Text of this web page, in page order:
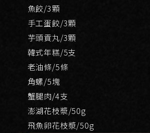
魚餃/3顆
手工蛋餃/3顆
芋頭貢丸/3顆
韓式年糕/5支
老油條/5條
角螺/5塊
蟹腿肉/4支
澎湖花枝漿/50g
飛魚卵花枝漿/50g